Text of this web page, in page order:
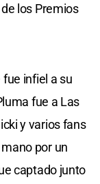
los Premios
infiel a su
fue a Las
y varios fans
por un
captado junto